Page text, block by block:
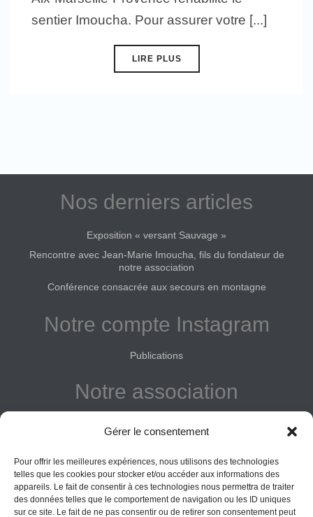
Gérer le consentement
Pour offrir les meilleures expériences, nous utilisons des technologies
telles que les cookies pour stocker et/ou accéder aux informations des
appareils. Le fait de consentir à ces technologies nous permettra de traiter
des données telles que le comportement de navigation ou les ID uniques
sur ce site. Le fait de ne pas consentir ou de retirer son consentement peut
sentier Imoucha. Pour assurer votre [...]
LIRE PLUS
Nos derniers articles
Exposition « versant Sauvage »
Rencontre avec Jean-Marie Imoucha, fils du fondateur de
notre association
Conférence consacrée aux secours en montagne
Notre compte Instagram
Publications
Notre association
Donner
Vos obligations